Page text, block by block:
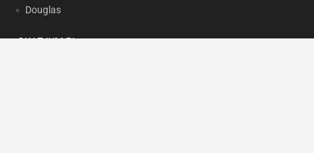
Douglas
OKAZJUM.PL